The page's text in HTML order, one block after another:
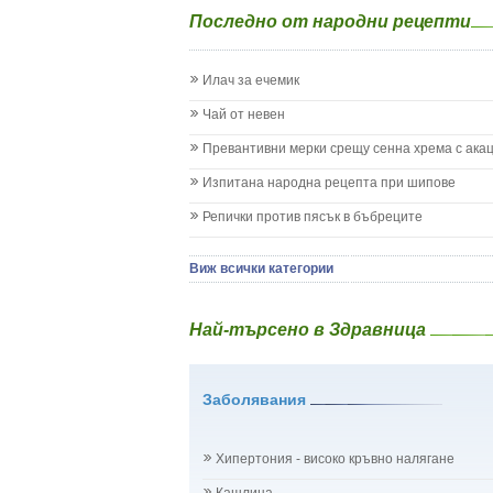
Жълтеница
Запек на бебето и детето
Кашлица при бебето и детето
Колики
Менингит
Млечница
Нощно напикаване - енуреза
Плач
Проблеми с очите на бебето и детето
Рубеола
Температура - висока
Последно от народни рецепти
Илач за ечемик
Чай от невен
Превантивни мерки срещу сенна хрема с
Изпитана народна рецепта при шипове
Репички против пясък в бъбреците
Виж всички категории
Най-търсено в Здравница
Заболявания
Хипертония - високо кръвно налягане